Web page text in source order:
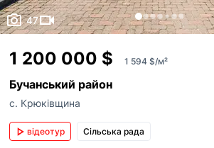
47
1 200 000 $ 1 594 $/м²
Бучанський район
с. Крюківщина
відеотур Сільська рада